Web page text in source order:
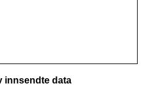
innsendte data